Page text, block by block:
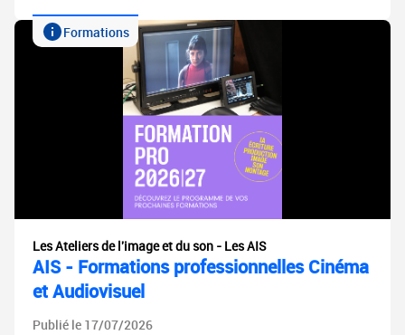
Formations
Les Ateliers de l'image et du son - Les AIS
AIS - Formations professionnelles Cinéma
et Audiovisuel
Publié le 17/07/2026